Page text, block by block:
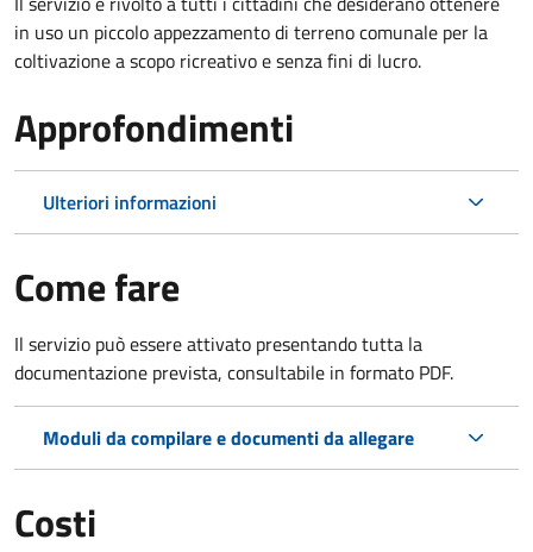
in uso un piccolo appezzamento di terreno comunale per la
coltivazione a scopo ricreativo e senza fini di lucro.
Approfondimenti
Ulteriori informazioni
Come fare
Il servizio può essere attivato presentando tutta la
documentazione prevista, consultabile in formato PDF.
Moduli da compilare e documenti da allegare
Costi